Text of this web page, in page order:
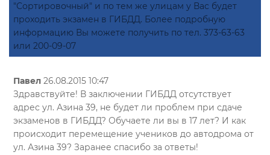
"Сортировочный" и по тем же улицам у Вас будет
проходить экзамен в ГИБДД. Более подробную
информацию Вы можете получить по тел. 373-63-63
или 200-09-07
Павел 26.08.2015 10:47
Здравствуйте! В заключении ГИБДД отсутствует
адрес ул. Азина 39, не будет ли проблем при сдаче
экзаменов в ГИБДД? Обучаете ли вы в 17 лет? И как
происходит перемещение учеников до автодрома от
ул. Азина 39? Заранее спасибо за ответы!